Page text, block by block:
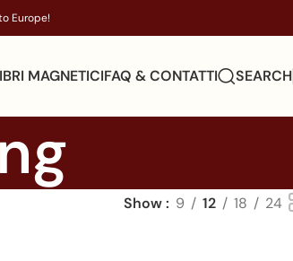
Europe!
MAGNETICIFAQ & CONTATTI SEARCH
Show 9 12 18 24